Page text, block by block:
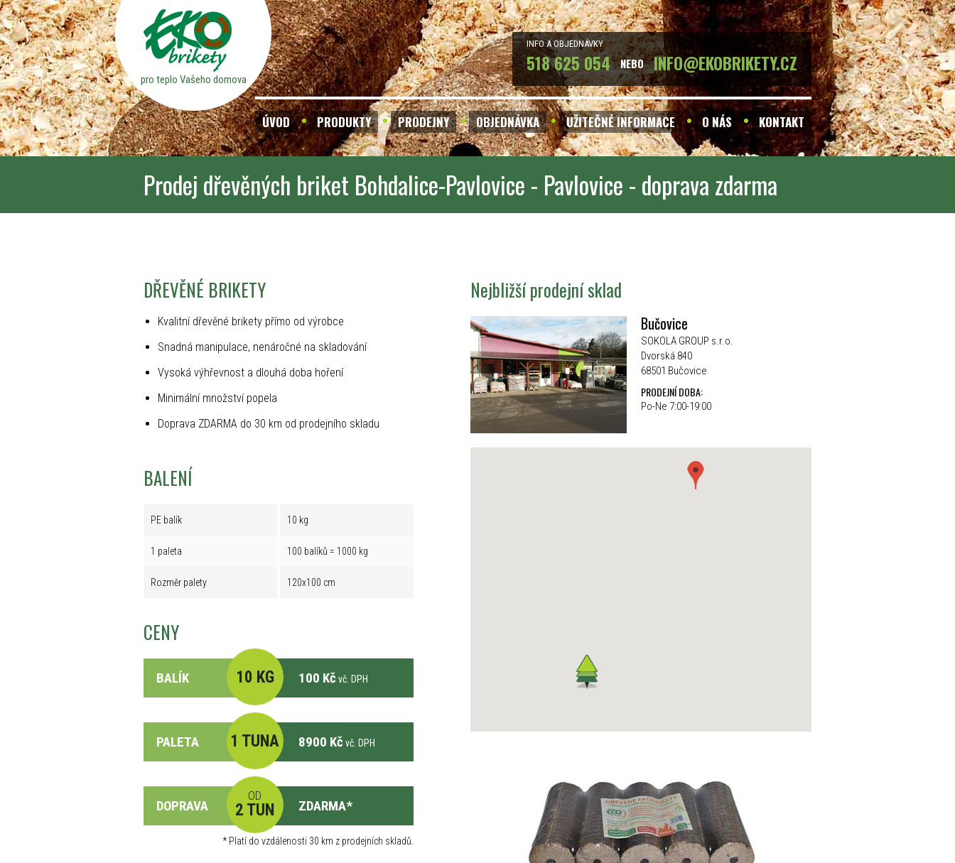
pro teplo Vašeho domova
INFO A OBJEDNÁVKY
518 625 054 NEBO INFO@EKOBRIKETY.CZ
ÚVOD PRODUKTY PRODEJNY OBJEDNÁVKA UŽITEČNÉ INFORMACE O NÁS KONTAKT
Prodej dřevěných briket Bohdalice-Pavlovice - Pavlovice - doprava zdarma
DŘEVĚNÉ BRIKETY
Kvalitní dřevěné brikety přímo od výrobce
Snadná manipulace, nenáročné na skladování
Vysoká výhřevnost a dlouhá doba hoření
Minimální množství popela
Doprava ZDARMA do 30 km od prodejního skladu
BALENÍ
PE balík 10 kg
1 paleta 100 balíků = 1000 kg
Rozměr palety 120x100 cm
CENY
BALÍK 10 KG 100 Kč vč. DPH
PALETA 1 TUNA 8900 Kč vč. DPH
DOPRAVA
OD
2 TUN ZDARMA*
*Platí do vzdálenosti 30 km z prodejních skladů.
Nejbližší prodejní sklad
Bučovice
SOKOLA GROUP s.r.o.
Dvorská 840
68501 Bučovice
PRODEJNÍ DOBA:
Po-Ne 7:00-19:00